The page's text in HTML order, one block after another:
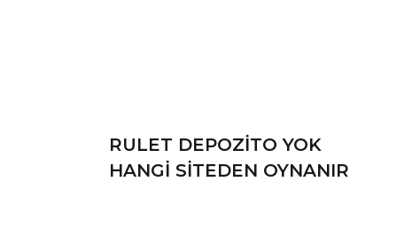
RULET DEPOZITO YOK
HANGI SITEDEN OYNANIR